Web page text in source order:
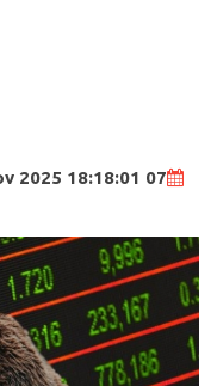
07 Nov 2025 18:18:01